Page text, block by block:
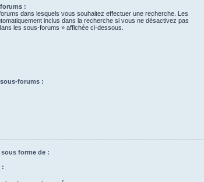
:
dans lesquels vous souhaitez effectuer une recherche. Les
inclus dans la recherche si vous ne désactivez pas
les sous-forums » affichée ci-dessous.
forums :
forme de :
: